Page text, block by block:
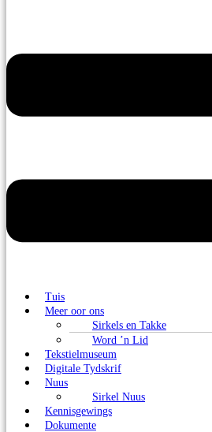
Tuis
Meer oor ons
Sirkels en Takke
Word ’n Lid
Tekstielmuseum
Digitale Tydskrif
Nuus
Sirkel Nuus
Kennisgewings
Dokumente